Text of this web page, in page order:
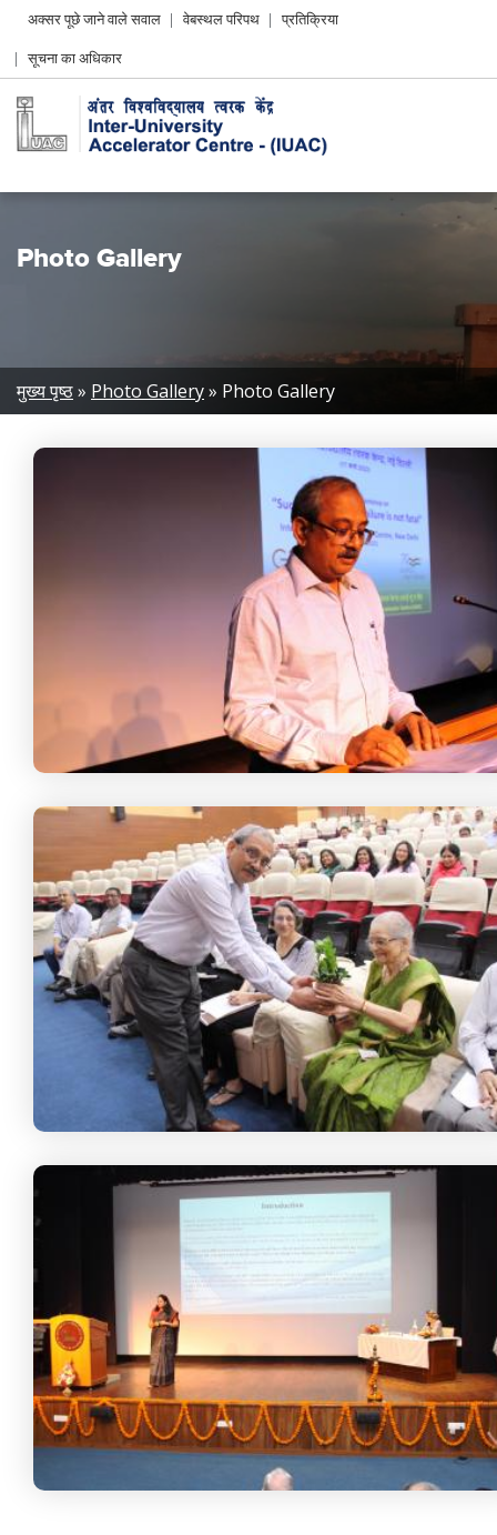
Header
menu
अक्सर पूछे जाने वाले सवाल वेबस्थल परिपथ
प्रतिक्रिया
सूचना का अधिकार
Photo Gallery
Breadcrumb
मुख्य पृष्ठ Photo Gallery Photo Gallery